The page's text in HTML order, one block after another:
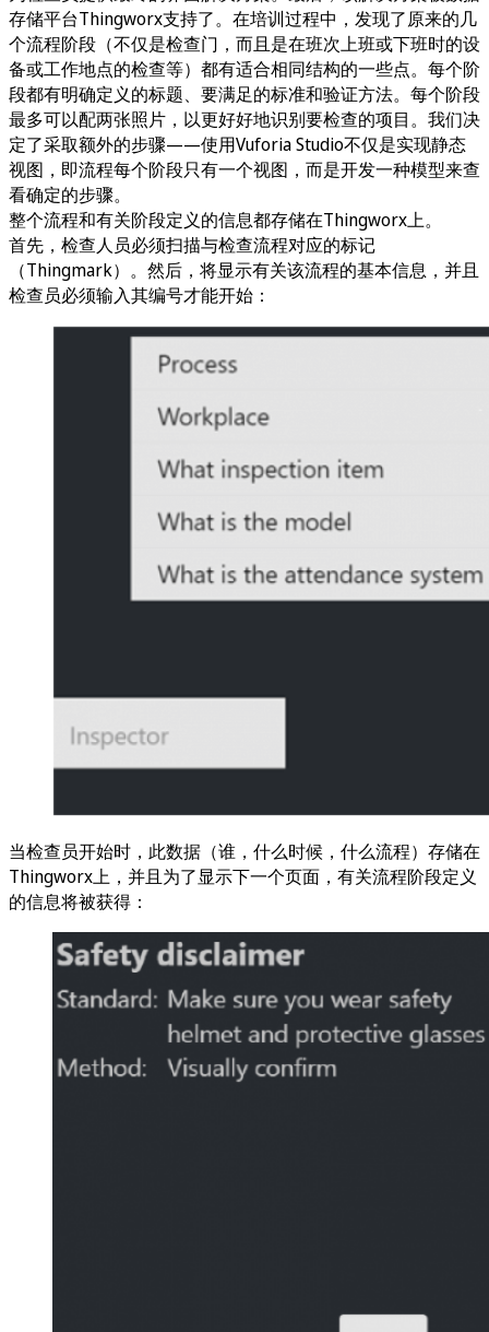
存储平台Thingworx支持了。在培训过程中，发现了原来的几
个流程阶段（不仅是检查门，而且是在班次上班或下班时的设
备或工作地点的检查等）都有适合相同结构的一些点。每个阶
段都有明确定义的标题、要满足的标准和验证方法。每个阶段
最多可以配两张照片，以更好好地识别要检查的项目。我们决
定了采取额外的步骤——使用Vuforia Studio不仅是实现静态
视图，即流程每个阶段只有一个视图，而是开发一种模型来查
看确定的步骤。
整个流程和有关阶段定义的信息都存储在Thingworx上。
首先，检查人员必须扫描与检查流程对应的标记
（Thingmark）。然后，将显示有关该流程的基本信息，并且
检查员必须输入其编号才能开始：
当检查员开始时，此数据（谁，什么时候，什么流程）存储在
Thingworx上，并且为了显示下一个页面，有关流程阶段定义
的信息将被获得：